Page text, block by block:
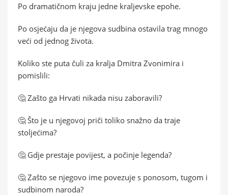
Po dramatičnom kraju jedne kraljevske epohe.
Po osjećaju da je njegova sudbina ostavila trag mnogo
veći od jednog života.
Koliko ste puta čuli za kralja Dmitra Zvonimira i
pomislili:
🤔 Zašto ga Hrvati nikada nisu zaboravili?
🤔 Što je u njegovoj priči toliko snažno da traje
stoljećima?
🤔 Gdje prestaje povijest, a počinje legenda?
🤔 Zašto se njegovo ime povezuje s ponosom, tugom i
sudbinom naroda?